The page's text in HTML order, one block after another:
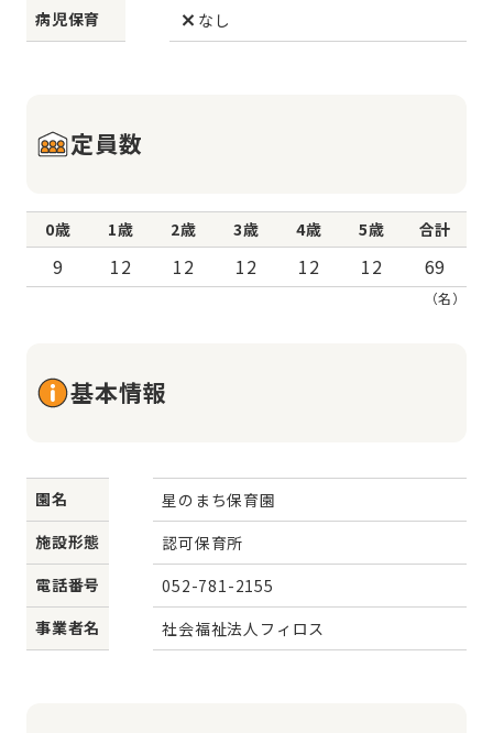
病児保育
なし
定員数
0歳 1歳 2歳 3歳 4歳 5歳 合計
9 12 12 12 12 12 69
（名）
基本情報
園名
星のまち保育園
施設形態
認可保育所
電話番号
052-781-2155
事業者名
社会福祉法人フィロス